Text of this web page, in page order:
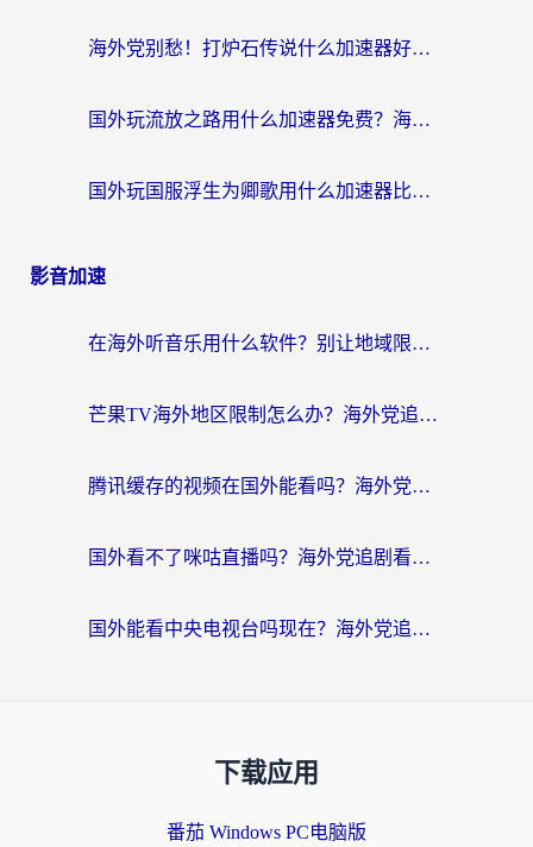
海外党别愁！打炉石传说什么加速器好用？3个实用技巧解决国服游戏卡顿
国外玩流放之路用什么加速器免费？海外党亲测有效的国服游戏加速指南
国外玩国服浮生为卿歌用什么加速器比较好？海外党亲测不踩坑指南
影音加速
在海外听音乐用什么软件？别让地域限制断了你的华语歌单
芒果TV海外地区限制怎么办？海外党追剧看片的实用加速器选择指南
腾讯缓存的视频在国外能看吗？海外党追剧看片的终极解决方案
国外看不了咪咕直播吗？海外党追剧看片的加速器选择指南
国外能看中央电视台吗现在？海外党追剧看央视的实用指南
下载应用
番茄 Windows PC电脑版